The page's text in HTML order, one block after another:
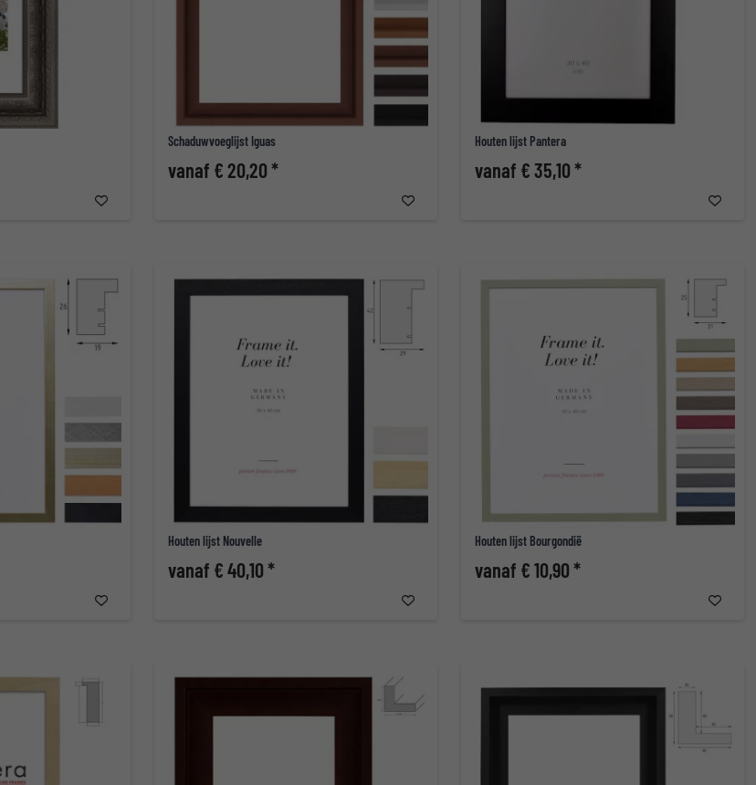
Schaduwvoeglijst Iguas
vanaf € 20,20 *
Houten lijst Pantera
vanaf € 35,10 *
Houten lijst Nouvelle
vanaf € 40,10 *
Houten lijst Bourgondië
vanaf € 10,90 *